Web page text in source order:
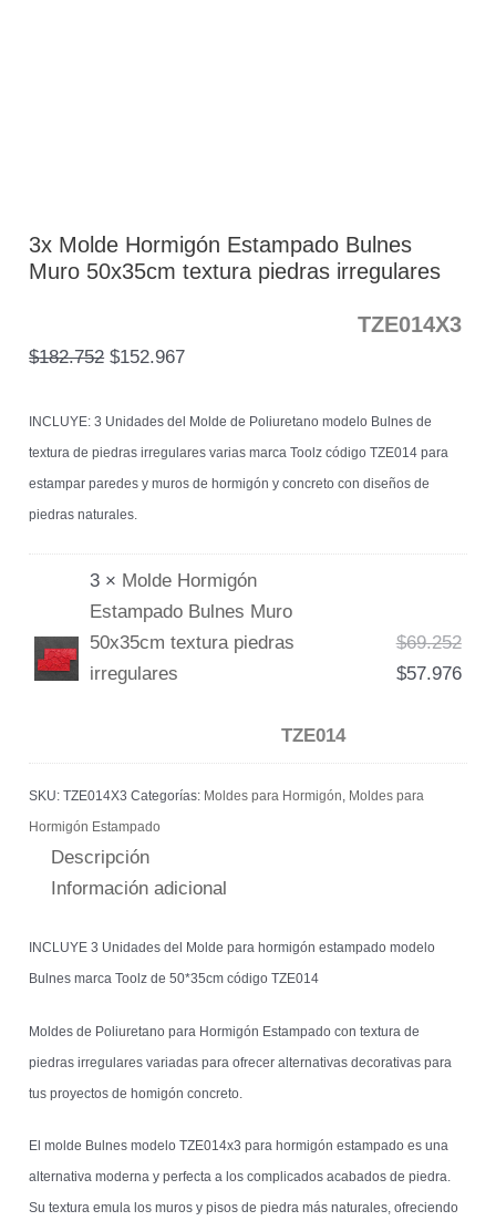
3x Molde Hormigón Estampado Bulnes
Muro 50x35cm textura piedras irregulares
TZE014X3
$182.752 $152.967
INCLUYE: 3 Unidades del Molde de Poliuretano modelo Bulnes de
textura de piedras irregulares varias marca Toolz código TZE014 para
estampar paredes y muros de hormigón y concreto con diseños de
piedras naturales.
3 × Molde Hormigón
Estampado Bulnes Muro
50x35cm textura piedras
irregulares
TZE014
$69.252
$57.976
SKU:TZE014X3 Categorías: Moldes para Hormigón, Moldes para
Hormigón Estampado
Descripción
Información adicional
INCLUYE 3 Unidades del Molde para hormigón estampado modelo
Bulnes marca Toolz de 50*35cm código TZE014
Moldes de Poliuretano para Hormigón Estampado con textura de
piedras irregulares variadas para ofrecer alternativas decorativas para
tus proyectos de homigón concreto.
El molde Bulnes modelo TZE014x3 para hormigón estampado es una
alternativa moderna y perfecta a los complicados acabados de piedra.
Su textura emula los muros y pisos de piedra más naturales, ofreciendo